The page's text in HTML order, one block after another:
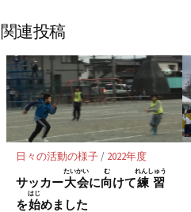
ア
マ
ー
ク
に
保
存
関連投稿
日々の活動の様子/ 2022年度
サッカー大会
たいかい
に向
む
けて練習
れんしゅう
を始
はじ
めました